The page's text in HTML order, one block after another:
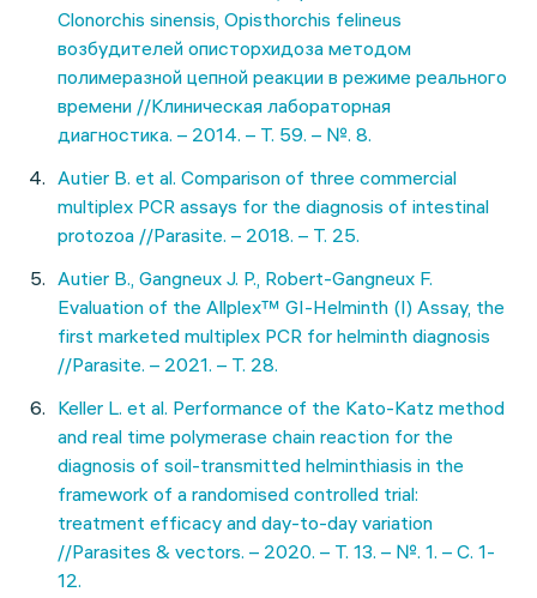
Clonorchis sinensis, Opisthorchis felineus
возбудителей описторхидоза методом
полимеразной цепной реакции в режиме реального
времени //Клиническая лабораторная
диагностика. – 2014. – Т. 59. – №. 8.
Autier B. et al. Comparison of three commercial
multiplex PCR assays for the diagnosis of intestinal
protozoa //Parasite. – 2018. – Т. 25.
Autier B., Gangneux J. P., Robert-Gangneux F.
Evaluation of the Allplex™ GI-Helminth (I) Assay, the
first marketed multiplex PCR for helminth diagnosis
//Parasite. – 2021. – Т. 28.
Keller L. et al. Performance of the Kato-Katz method
and real time polymerase chain reaction for the
diagnosis of soil-transmitted helminthiasis in the
framework of a randomised controlled trial:
treatment efficacy and day-to-day variation
//Parasites & vectors. – 2020. – Т. 13. – №. 1. – С. 1-
12.